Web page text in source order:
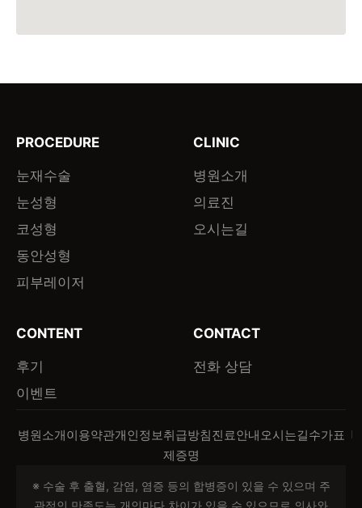
PROCEDURE
눈재수술
눈성형
코성형
동안성형
피부레이저
CLINIC
병원소개
의료진
오시는길
CONTENT
후기
이벤트
CONTACT
전화 상담
병원소개이용약관개인정보취급방침진료안내 오시는길수가표
제증명
※ 수술 후 출혈, 감염, 염증 등의 합병증이 있을 수 있으며 주
관적인 만족도는 개인마다 차이가 있을 수 있으므로 의사와